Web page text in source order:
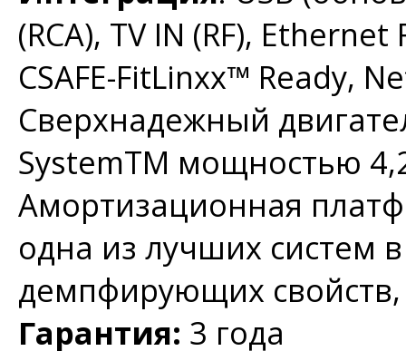
(RCA), TV IN (RF),
CSAFE-FitLinxx™ Ready,
Сверхнадежный
SystemTM мощностью
Амортизационная
одна из лучших систем
демпфирующих свойств,
Гарантия: 3 года